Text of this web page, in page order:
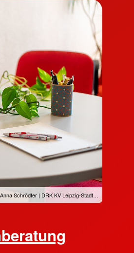
Schrödter | DRK KV Leipzig-Stadt…